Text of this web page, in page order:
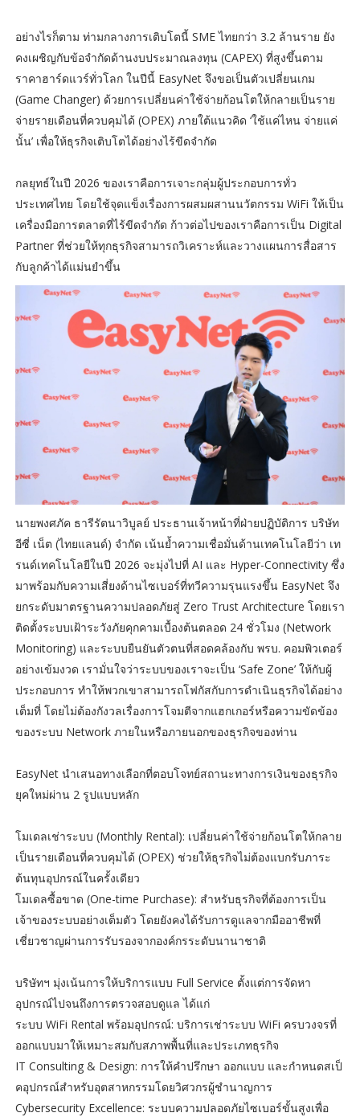
อย่างไรก็ตาม ท่ามกลางการเติบโตนี้ SME ไทยกว่า 3.2 ล้านราย ยัง
คงเผชิญกับข้อจำกัดด้านงบประมาณลงทุน (CAPEX) ที่สูงขึ้นตาม
ราคาฮาร์ดแวร์ทั่วโลก ในปีนี้ EasyNet จึงขอเป็นตัวเปลี่ยนเกม
(Game Changer) ด้วยการเปลี่ยนค่าใช้จ่ายก้อนโตให้กลายเป็นราย
จ่ายรายเดือนที่ควบคุมได้ (OPEX) ภายใต้แนวคิด ‘ใช้แค่ไหน จ่ายแค่
นั้น’ เพื่อให้ธุรกิจเติบโตได้อย่างไร้ขีดจำกัด
กลยุทธ์ในปี 2026 ของเราคือการเจาะกลุ่มผู้ประกอบการทั่ว
ประเทศไทย โดยใช้จุดแข็งเรื่องการผสมผสานนวัตกรรม WiFi ให้เป็น
เครื่องมือการตลาดที่ไร้ขีดจำกัด ก้าวต่อไปของเราคือการเป็น Digital
Partner ที่ช่วยให้ทุกธุรกิจสามารถวิเคราะห์และวางแผนการสื่อสาร
กับลูกค้าได้แม่นยำขึ้น
นายพงศภัค ธารีรัตนาวิบูลย์ ประธานเจ้าหน้าที่ฝ่ายปฏิบัติการ บริษัท
อีซี่ เน็ต (ไทยแลนด์) จำกัด เน้นย้ำความเชื่อมั่นด้านเทคโนโลยีว่า เท
รนด์เทคโนโลยีในปี 2026 จะมุ่งไปที่ AI และ Hyper-Connectivity ซึ่ง
มาพร้อมกับความเสี่ยงด้านไซเบอร์ที่ทวีความรุนแรงขึ้น EasyNet จึง
ยกระดับมาตรฐานความปลอดภัยสู่ Zero Trust Architecture โดยเรา
ติดตั้งระบบเฝ้าระวังภัยคุกคามเบื้องต้นตลอด 24 ชั่วโมง (Network
Monitoring) และระบบยืนยันตัวตนที่สอดคล้องกับ พรบ. คอมพิวเตอร์
อย่างเข้มงวด เรามั่นใจว่าระบบของเราจะเป็น ‘Safe Zone’ ให้กับผู้
ประกอบการ ทำให้พวกเขาสามารถโฟกัสกับการดำเนินธุรกิจได้อย่าง
เต็มที่ โดยไม่ต้องกังวลเรื่องการโจมตีจากแฮกเกอร์หรือความขัดข้อง
ของระบบ Network ภายในหรือภายนอกของธุรกิจของท่าน
EasyNet นำเสนอทางเลือกที่ตอบโจทย์สถานะทางการเงินของธุรกิจ
ยุคใหม่ผ่าน 2 รูปแบบหลัก
โมเดลเช่าระบบ (Monthly Rental): เปลี่ยนค่าใช้จ่ายก้อนโตให้กลาย
เป็นรายเดือนที่ควบคุมได้ (OPEX) ช่วยให้ธุรกิจไม่ต้องแบกรับภาระ
ต้นทุนอุปกรณ์ในครั้งเดียว
โมเดลซื้อขาด (One-time Purchase): สำหรับธุรกิจที่ต้องการเป็น
เจ้าของระบบอย่างเต็มตัว โดยยังคงได้รับการดูแลจากมืออาชีพที่
เชี่ยวชาญผ่านการรับรองจากองค์กรระดับนานาชาติ
บริษัทฯ มุ่งเน้นการให้บริการแบบ Full Service ตั้งแต่การจัดหา
อุปกรณ์ไปจนถึงการตรวจสอบดูแล ได้แก่
ระบบ WiFi Rental พร้อมอุปกรณ์: บริการเช่าระบบ WiFi ครบวงจรที่
ออกแบบมาให้เหมาะสมกับสภาพพื้นที่และประเภทธุรกิจ
IT Consulting & Design: การให้คำปรึกษา ออกแบบ และกำหนดสเป็
คอุปกรณ์สำหรับอุตสาหกรรมโดยวิศวกรผู้ชำนาญการ
Cybersecurity Excellence: ระบบความปลอดภัยไซเบอร์ขั้นสูงเพื่อ